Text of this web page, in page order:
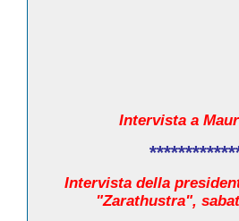
Intervista a
Intervista della
"Zarathustra",